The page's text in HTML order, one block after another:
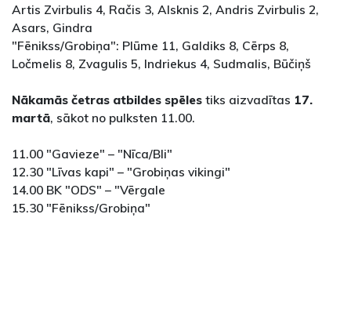
Artis Zvirbulis 4, Račis 3, Alsknis 2, Andris Zvirbulis 2,
Asars, Gindra
"Fēnikss/Grobiņa": Plūme 11, Galdiks 8, Cērps 8,
Ločmelis 8, Zvagulis 5, Indriekus 4, Sudmalis, Būčiņš
Nākamās četras atbildes spēles tiks aizvadītas 17.
martā, sākot no pulksten 11.00.
11.00 "Gavieze" – "Nīca/Bli"
12.30 "Līvas kapi" – "Grobiņas vikingi"
14.00 BK "ODS" – "Vērgale
15.30 "Fēnikss/Grobiņa"